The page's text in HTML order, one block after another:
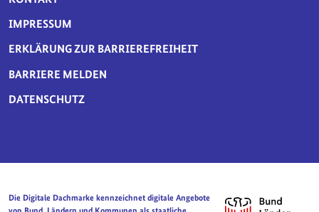
IMPRESSUM
ERKLÄRUNG ZUR BARRIEREFREIHEIT
BARRIERE MELDEN
DATENSCHUTZ
Die Digitale Dachmarke kennzeichnet digitale Angebote